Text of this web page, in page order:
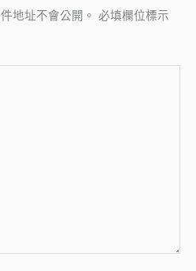
地址不會公開。 必填欄位標示